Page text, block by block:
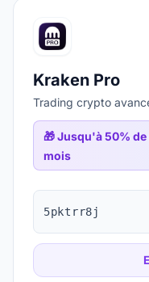
Kraken Pro
Trading crypto
🎁Jusqu'à 50%
mois
5pktrr8j